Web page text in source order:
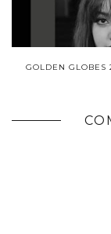
GOLDEN GLOBES